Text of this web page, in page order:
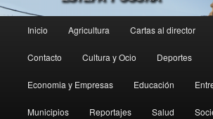
principal
Inicio Agricultura Cartas al director
Contacto Cultura y Ocio Deportes
Economia y Empresas Educación
Municipios Reportajes Salud